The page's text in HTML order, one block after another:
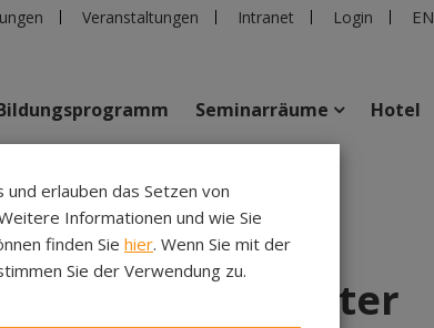
Veranstaltungen Intranet Login EN
Seminarräume Hotel
Erschöpfte Mütter
erlauben das Setzen von
Informationen und wie Sie
finden Sie hier. Wenn Sie mit der
Sie der Verwendung zu.